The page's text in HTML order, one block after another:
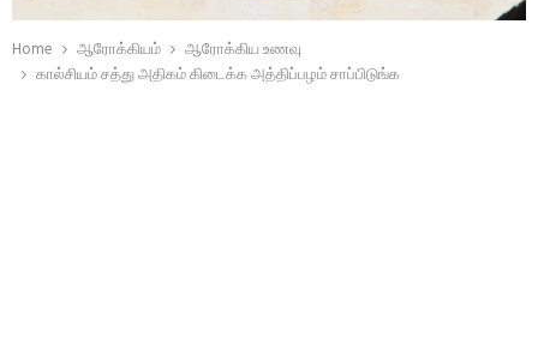
Home ஆரோக்கியம்
ஆரோக்கிய உணவு
கால்சியம் சத்து அதிகம் கிடைக்க அத்திப்பழம் சாப்பிடுங்க